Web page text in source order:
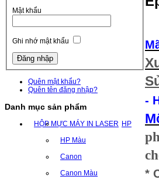
Mật khẩu
Ghi nhớ mật khẩu
Quên mật khẩu?
Quên tên đăng nhập?
Danh mục sản phẩm
HỘP MỰC MÁY IN LASER HP
HP Màu
Canon
Canon Màu
-
*